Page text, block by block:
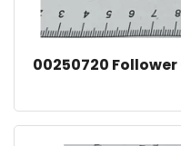
00250720 Follower